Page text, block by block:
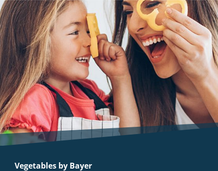
Vegetables by Bayer